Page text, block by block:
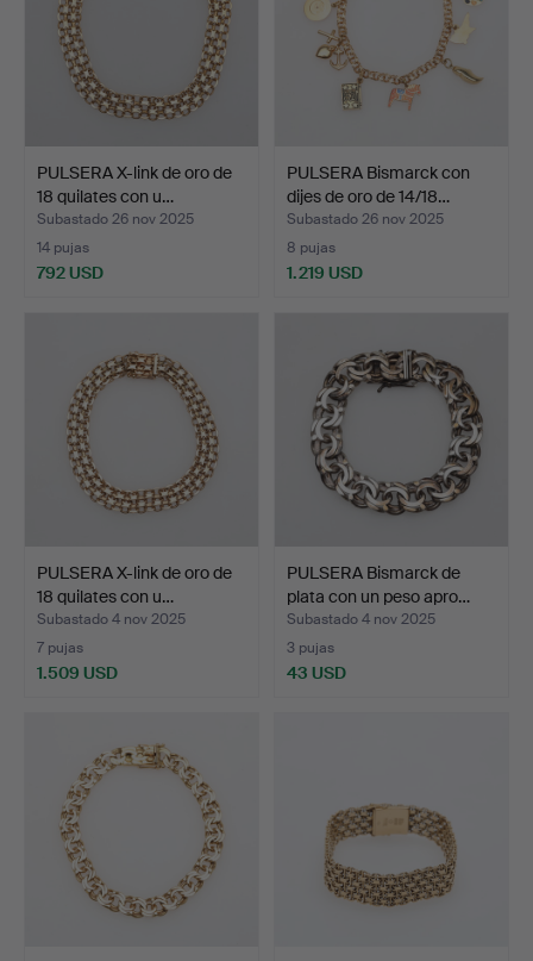
PULSERA X-link de oro de
18 quilates con u…
Subastado 26 nov 2025
14 pujas
792 USD
PULSERA Bismarck con
dijes de oro de 14/18…
Subastado 26 nov 2025
8 pujas
1.219 USD
PULSERA X-link de oro de
18 quilates con u…
Subastado 4 nov 2025
7 pujas
1.509 USD
PULSERA Bismarck de
plata con un peso apro…
Subastado 4 nov 2025
3 pujas
43 USD